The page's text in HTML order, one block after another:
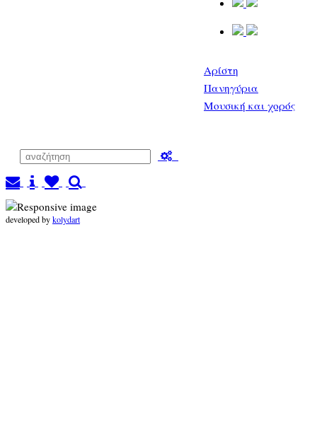
Αρίστη
Πανηγύρια
Μουσική και χορός
developed bykolydart